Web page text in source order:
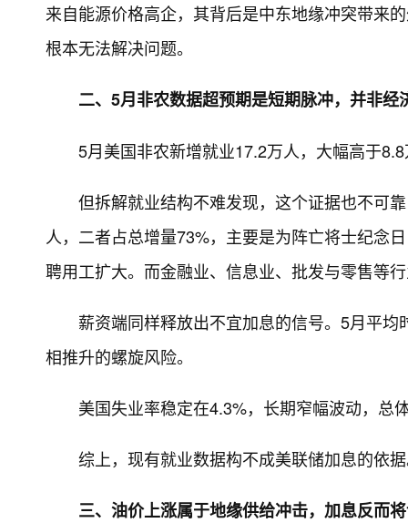
来自能源价格高企，其背后是中东地缘冲突带来
根本无法解决问题。
二、5月非农数据超预期是短期脉冲，并非经
5月美国非农新增就业17.2万人，大幅高于
但拆解就业结构不难发现，这个证据也不可
人，二者占总增量73%，主要是为阵亡将士纪念
聘用工扩大。而金融业、信息业、批发与零售等
薪资端同样释放出不宜加息的信号。5月平
相推升的螺旋风险。
美国失业率稳定在4.3%，长期窄幅波动，总
综上，现有就业数据构不成美联储加息的依
三、油价上涨属于地缘供给冲击，加息反而